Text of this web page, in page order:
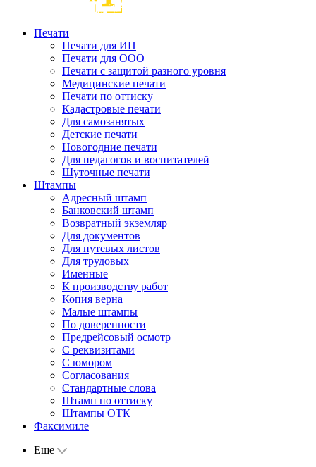
Печати
Печати для ИП
Печати для ООО
Печати с защитой разного уровня
Медицинские печати
Печати по оттиску
Кадастровые печати
Для самозанятых
Детские печати
Новогодние печати
Для педагогов и воспитателей
Шуточные печати
Штампы
Адресный штамп
Банковский штамп
Возвратный экземляр
Для документов
Для путевых листов
Для трудовых
Именные
К производству работ
Копия верна
Малые штампы
По доверенности
Предрейсовый осмотр
С реквизитами
С юмором
Согласования
Стандартные слова
Штамп по оттиску
Штампы ОТК
Факсимиле
Еще